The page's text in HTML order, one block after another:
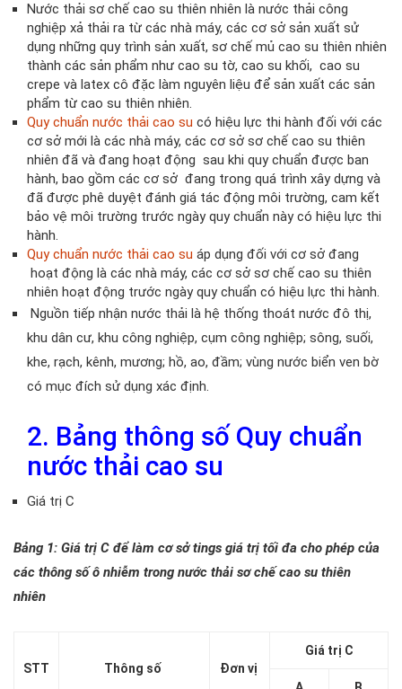
Nước thải sơ chế cao su thiên nhiên là nước thải công
nghiệp xả thải ra từ các nhà máy, các cơ sở sản xuất sử
dụng những quy trình sản xuất, sơ chế mủ cao su thiên nhiên
thành các sản phẩm như cao su tờ, cao su khối, cao su
crepe và latex cô đặc làm nguyên liệu để sản xuất các sản
phẩm từ cao su thiên nhiên.
Quy chuẩn nước thải cao su có hiệu lực thi hành đối với các
cơ sở mới là các nhà máy, các cơ sở sơ chế cao su thiên
nhiên đã và đang hoạt động sau khi quy chuẩn được ban
hành, bao gồm các cơ sở đang trong quá trình xây dựng và
đã được phê duyệt đánh giá tác động môi trường, cam kết
bảo vệ môi trường trước ngày quy chuẩn này có hiệu lực thi
hành.
Quy chuẩn nước thải cao su áp dụng đối với cơ sở đang
hoạt động là các nhà máy, các cơ sở sơ chế cao su thiên
nhiên hoạt động trước ngày quy chuẩn có hiệu lực thi hành.
Nguồn tiếp nhận nước thải là hệ thống thoát nước đô thị,
khu dân cư, khu công nghiệp, cụm công nghiệp; sông, suối,
khe, rạch, kênh, mương; hồ, ao, đầm; vùng nước biển ven bờ
có mục đích sử dụng xác định.
2. Bảng thông số Quy chuẩn
nước thải cao su
Giá trị C
Bảng 1: Giá trị C để làm cơ sở tings giá trị tối đa cho phép của
các thông số ô nhiễm trong nước thải sơ chế cao su thiên
nhiên
STT Thông số Đơn vị
Giá trị C